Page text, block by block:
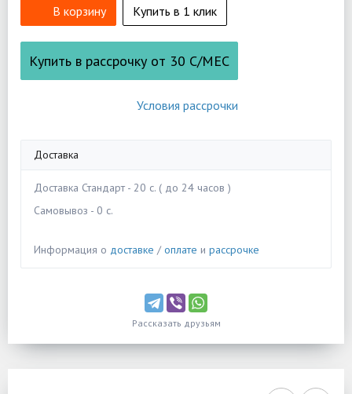
В корзину Купить в 1 клик
Купить в рассрочку от 30 С/МЕС
Условия рассрочки
Доставка
Доставка Стандарт - 20 c. ( до 24 часов )
Самовывоз - 0 c.
Информация о доставке /оплате и рассрочке
Рассказать друзьям